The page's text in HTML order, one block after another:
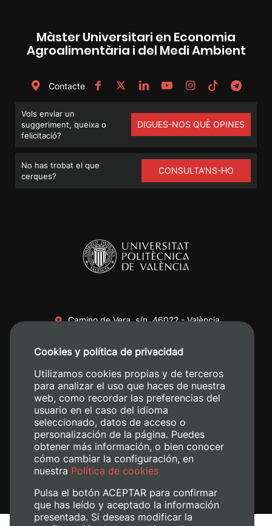
Màster Universitari en Economia
Agroalimentària i del Medi Ambient
Contacte
Vols enviar un
suggeriment, queixa o
felicitació?
DIGUES-NOS QUÈ OPINES
No has trobat el que
cerques?
CONSULTA'NS-HO
Camino de Vera, s/n. 46022 - València
+34 620 04 00 50
Cookies y política de privacidad
Utilizamos cookies propias y de terceros
para analizar el uso que haces de nuestra
web, como recordar las preferencias del
usuario en el caso del idioma
seleccionado, datos de acceso o
personalización de la página. Puedes
obtener más información, o bien conocer
cómo cambiar la configuración, en
nuestra Política de cookies
Pulsa el botón ACEPTAR para confirmar
que has leído y aceptado la información
presentada. Si deseas modificar la